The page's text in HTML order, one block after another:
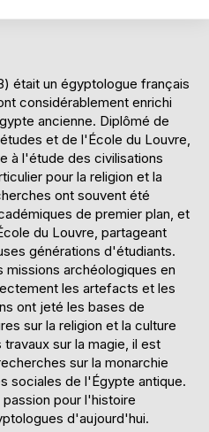
était un égyptologue français
considérablement enrichi
ancienne. Diplômé de
et de l'École du Louvre,
à l'étude des civilisations
pour la religion et la
ont souvent été
de premier plan, et
du Louvre, partageant
générations d'étudiants.
missions archéologiques en
les artefacts et les
ont jeté les bases de
sur la religion et la culture
sur la magie, il est
sur la monarchie
sociales de l'Égypte antique.
pour l'histoire
d'aujourd'hui.